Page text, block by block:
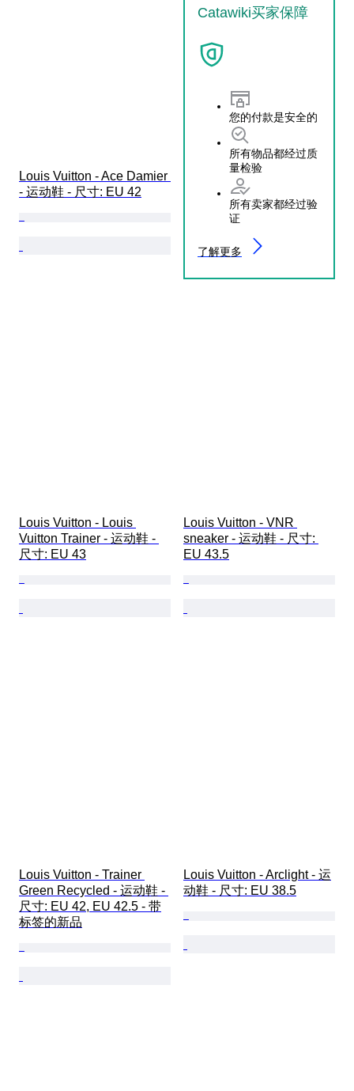
Catawiki买家保障
您的付款是安全的
所有物品都经过质
量检验
所有卖家都经过验
证
了解更多
Louis Vuitton - Ace Damier
- 运动鞋 - 尺寸: EU 42
Louis Vuitton - Louis
Vuitton Trainer - 运动鞋 -
尺寸: EU 43
Louis Vuitton - VNR
sneaker - 运动鞋 - 尺寸:
EU 43.5
Louis Vuitton - Trainer
Green Recycled - 运动鞋 -
尺寸: EU 42, EU 42.5 - 带
标签的新品
Louis Vuitton - Arclight - 运
动鞋 - 尺寸: EU 38.5